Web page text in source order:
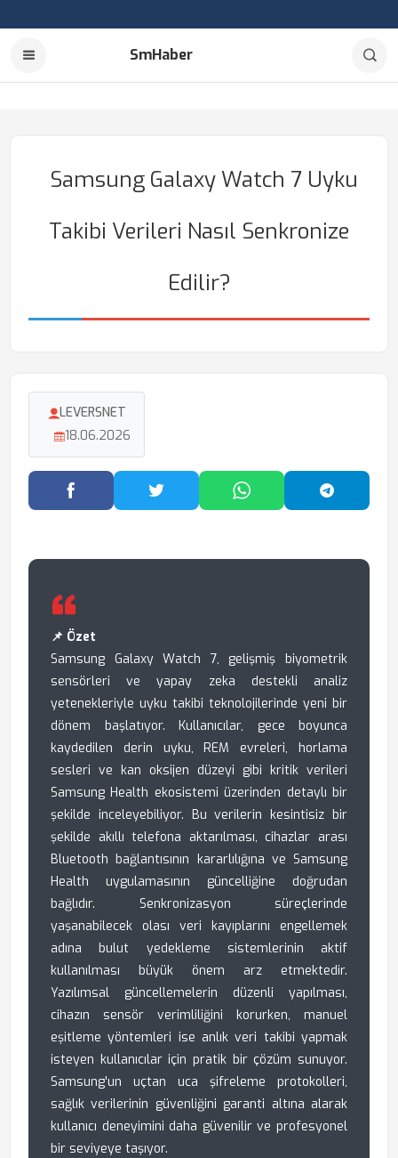
SmHaber
Samsung Galaxy Watch 7 Uyku
Takibi Verileri Nasıl Senkronize
Edilir?
LEVERSNET
18.06.2026
Facebook'ta PaylaşTwitter'da PaylaşWhatsApp'ta Paylaş
📌 Özet
Samsung Galaxy Watch 7, gelişmiş biyometrik
sensörleri ve yapay zeka destekli analiz
yetenekleriyle uyku takibi teknolojilerinde yeni bir
dönem başlatıyor. Kullanıcılar, gece boyunca
kaydedilen derin uyku, REM evreleri, horlama
sesleri ve kan oksijen düzeyi gibi kritik verileri
Samsung Health ekosistemi üzerinden detaylı bir
şekilde inceleyebiliyor. Bu verilerin kesintisiz bir
şekilde akıllı telefona aktarılması, cihazlar arası
Bluetooth bağlantısının kararlılığına ve Samsung
Health uygulamasının güncelliğine doğrudan
bağlıdır. Senkronizasyon süreçlerinde
yaşanabilecek olası veri kayıplarını engellemek
adına bulut yedekleme sistemlerinin aktif
kullanılması büyük önem arz etmektedir.
Yazılımsal güncellemelerin düzenli yapılması,
cihazın sensör verimliliğini korurken, manuel
eşitleme yöntemleri ise anlık veri takibi yapmak
isteyen kullanıcılar için pratik bir çözüm sunuyor.
Samsung'un uçtan uca şifreleme protokolleri,
sağlık verilerinin güvenliğini garanti altına alarak
kullanıcı deneyimini daha güvenilir ve profesyonel
bir seviyeye taşıyor.